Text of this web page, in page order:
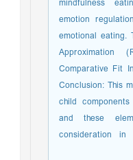
mindfulness
emotion
emotional
Comparative Fit
Conclusion: This
child
and these
consideration